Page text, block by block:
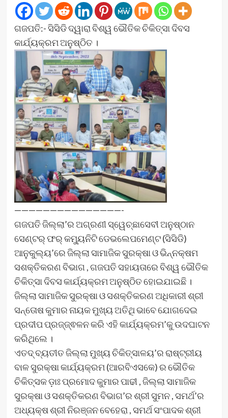
ଗଜପତି:- ସିସିଡି ଦ୍ୱାରା ବିଶ୍ୱ ଭୌତିକ ଚିକିତ୍ସା ଦିବସ
କାର୍ଯ୍ୟକ୍ରମ ଅନୁଷ୍ଠିତ ।
———————————————-
ଗଜପତି ଜିଲ୍ଲା’ର ଅଗ୍ରଣୀ ସ୍ୱେଚ୍ଛାସେବୀ ଅନୁଷ୍ଠାନ
ସେଣ୍ଟର୍ ଫର୍ କମ୍ୟୁନିଟି ଡେଭଲେପମେଣ୍ଟ (ସିସିଡି)
ଆନୁକୁଲ୍ୟ’ରେ ଜିଲ୍ଲା ସାମାଜିକ ସୁରକ୍ଷା ଓ ଭିନ୍ନକ୍ଷମ
ସଶକ୍ତିକରଣ ବିଭାଗ , ଗଜପତି ସହାୟତାରେ ବିଶ୍ୱ ଭୌତିକ
ଚିକିତ୍ସା ଦିବସ କାର୍ଯ୍ୟକ୍ରମ ଅନୁଷ୍ଠିତ ହୋଇଯାଇଛି ।
ଜିଲ୍ଲା ସାମାଜିକ ସୁରକ୍ଷା ଓ ସଶକ୍ତିକରଣ ଅଧିକାରୀ ଶ୍ରୀ
ସନ୍ତୋଷ କୁମାର ନାୟକ ମୁଖ୍ୟ ଅତିଥି ଭାବେ ଯୋଗଦେଇ
ପ୍ରଦୀପ ପ୍ରଜ୍ଜ୍ଵଳନ କରି ଏହି କାର୍ଯ୍ୟକ୍ରମ’କୁ ଉଦଘାଟନ
କରିଥିଲେ ।
ଏତଦ୍ ବ୍ୟତୀତ ଜିଲ୍ଲା ମୁଖ୍ୟ ଚିକିତ୍ସାଳୟ’ର ରାଷ୍ଟ୍ରୀୟ
ବାଳ ସୁରକ୍ଷା କାର୍ଯ୍ୟକ୍ରମ (ଆରବିଏସକେ) ର ଭୌତିକ
ଚିକିତ୍ସକ ଡ଼ାଃ ପ୍ରମୋଦ କୁମାର ପାଢୀ , ଜିଲ୍ଲା ସାମାଜିକ
ସୁରକ୍ଷା ଓ ସଶକ୍ତିକରଣ ବିଭାଗ’ର ଶ୍ରୀ ସୁମନ , ସମର୍ଥ’ର
ଅଧ୍ୟକ୍ଷ ଶ୍ରୀ ନିରଞ୍ଜନ ବେହେରା , ସମର୍ଥ ସଂପାଦକ ଶ୍ରୀ